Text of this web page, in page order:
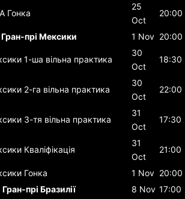
Гонка
25
Oct
20:00
Гран-прі Мексики 1 Nov 20:00
1-ша вільна практика
30
Oct
18:30
2-га вільна практика
30
Oct
22:00
3-тя вільна практика
31
Oct
17:30
Кваліфікація
31
Oct
21:00
Гонка 1 Nov 20:00
Гран-прі Бразилії
8 Nov 17:00